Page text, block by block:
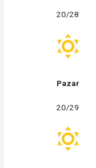
20/28
Pazar
20/29